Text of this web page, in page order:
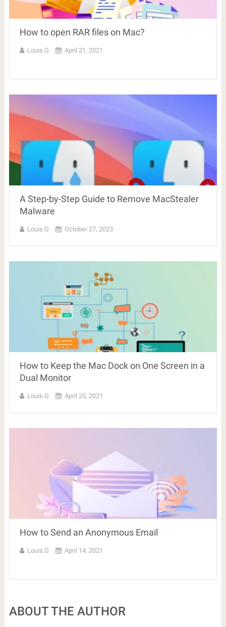
How to open RAR files on Mac?
Louis.G April 21, 2021
A Step-by-Step Guide to Remove MacStealer
Malware
Louis.G October 27, 2023
How to Keep the Mac Dock on One Screen in a
Dual Monitor
Louis.G April 25, 2021
How to Send an Anonymous Email
Louis.G April 14, 2021
ABOUT THE AUTHOR